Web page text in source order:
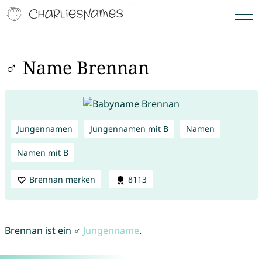
♂ Name Brennan
Jungennamen Jungennamen mit B Namen
Namen mit B
Brennan merken 8113
Brennan ist ein ♂ Jungenname.